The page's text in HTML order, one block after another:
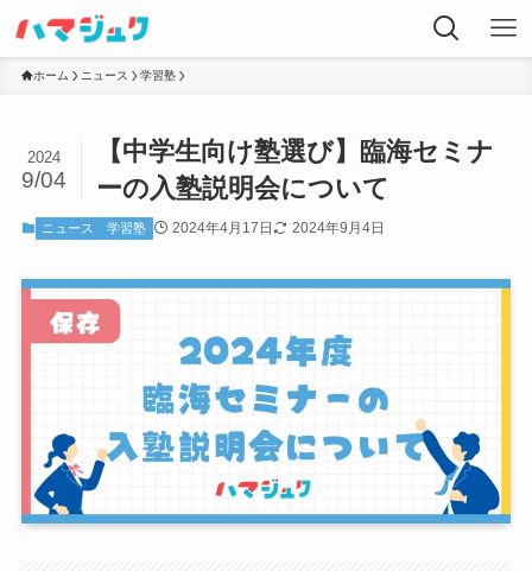
ホーム ニュース 学習塾
【中学生向け塾選び】臨海セミナ
ーの入塾説明会について
2024
9/04
ニュース 学習塾 2024年4月17日 2024年9月4日